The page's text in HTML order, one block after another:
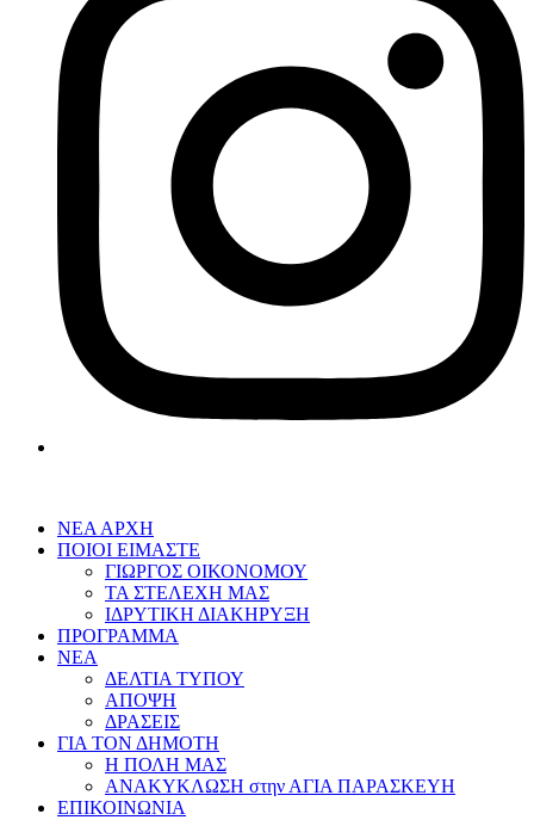
ΝΕΑ ΑΡΧΗ
ΠΟΙΟΙ ΕΙΜΑΣΤΕ
ΓΙΩΡΓΟΣ ΟΙΚΟΝΟΜΟΥ
ΤΑ ΣΤΕΛΕΧΗ ΜΑΣ
ΙΔΡΥΤΙΚΗ ΔΙΑΚΗΡΥΞΗ
ΠΡΟΓΡΑΜΜΑ
ΝΕΑ
ΔΕΛΤΙΑ ΤΥΠΟΥ
ΑΠΟΨΗ
ΔΡΑΣΕΙΣ
ΓΙΑ ΤΟΝ ΔΗΜΟΤΗ
Η ΠΟΛΗ ΜΑΣ
ΑΝΑΚΥΚΛΩΣΗ στην ΑΓΙΑ ΠΑΡΑΣΚΕΥΗ
ΕΠΙΚΟΙΝΩΝΙΑ